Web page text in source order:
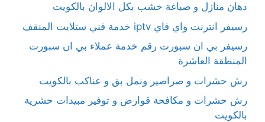
دهان منازل و صباغة خشب بكل الالوان بالكويت
رسيفر انترنت واي فاي iptv خدمة فني ستلايت المنقف
رسيفر بي ان سبورت رقم خدمة عملاء بي ان سبورت
المنطقة العاشرة
رش حشرات و صراصير ونمل بق و عناكب بالكويت
رش حشرات و مكافحة قوارض و توفير مبيدات حشرية
بالكويت